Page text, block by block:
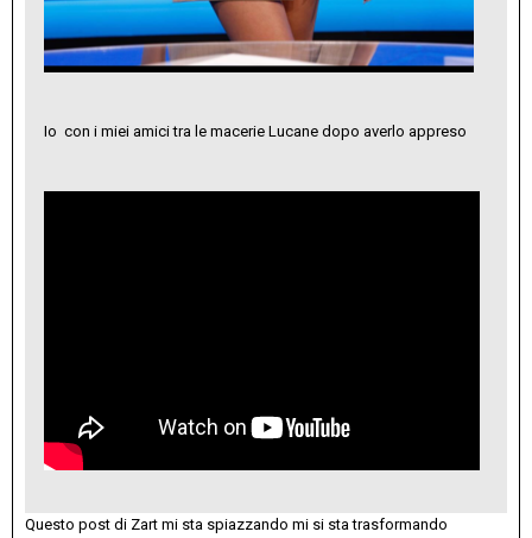
Io con i miei amici tra le macerie Lucane dopo averlo appreso
Questo post di Zart mi sta spiazzando mi si sta trasformando